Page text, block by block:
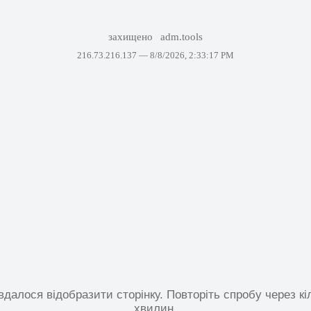
захищено adm.tools
216.73.216.137 — 8/8/2026, 2:33:17 PM
відобразити сторінку. Повторіть спробу через